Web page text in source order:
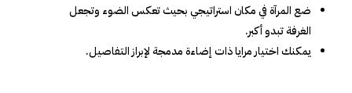
ضع المرآة في مكان استراتيجي بحيث تعكس الضوء وتجعل
الغرفة تبدو أكبر.
يمكنك اختيار مرايا ذات إضاءة مدمجة لإبراز التفاصيل.